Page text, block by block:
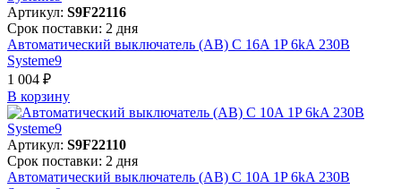
Артикул: S9F22116
Срок поставки: 2 дня
Автоматический выключатель (АВ) C 16A 1P 6kA 230В
Systeme9
1 004 ₽
В корзинy
Артикул: S9F22110
Срок поставки: 2 дня
Автоматический выключатель (АВ) C 10A 1P 6kA 230В